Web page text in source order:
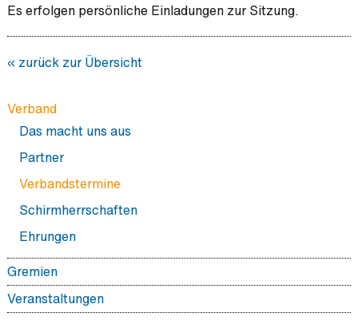
Es erfolgen persönliche Einladungen zur Sitzung.
« zurück zur Übersicht
Verband
Das macht uns aus
Partner
Verbandstermine
Schirmherrschaften
Ehrungen
Gremien
Vorstand
Veranstaltungen